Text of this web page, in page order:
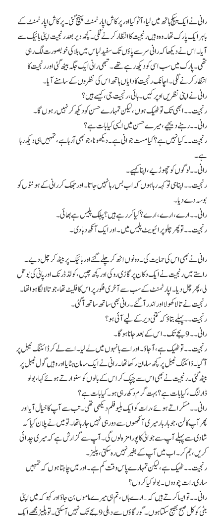
رانی نے ایک پیکج ہاتھ میں لیا، آٹو کیا اور پرکاش اپارٹمنٹ پہنچ گئی۔ پرکاش اپارٹمنٹ کے
باہر ایک پارک تھا۔ وہ وہیں رنجیت کا انتظار کرنے لگی۔ کچھ دیر بعد رنجیت اپنی بائیک سے
آیا۔ اس نے دیکھا کہ رانی سر سے پاؤں تک سفید لباس میں بلا کی خوبصورت لگ رہی
تھی۔ پارک میں سب اسی کو دیکھ رہے تھے۔ تبھی رانی ایک جگہ بیٹھ گئی اور رنجیت کا
انتظار کرنے لگی۔ اچانک رنجیت کا دایاں ہاتھ اس کی نظروں کے سامنے آیا۔
رانی نے اپنی نظریں اوپر کیں۔ ہائی، رنجیت جی، کیسے ہیں؟
رنجیت۔۔ ابھی تک تو ٹھیک ہوں، لیکن تمہارے حسن کو دیکھ کر نہیں رہوں گا۔
رانی۔۔ رہنے دیجیے، میرے حسن میں ایسی کیا بات ہے؟
رنجیت۔۔ کیا نہیں ہے؟ کیا مست جوانی ہے۔ دیکھو نا، جو بھی آرہا ہے، تمہیں ہی دیکھ رہا
ہے۔
رانی۔۔ لوگوں کو چھوڑیے، اپنا کہیے۔
رنجیت۔۔ اپنا ہی تو کہہ رہا ہوں کہ اب بس رہا نہیں جاتا۔ اور جھک کر رانی کے ہونٹوں کو
بوسہ دے دیا۔
رانی۔۔ ارے، ارے، ارے؟ کیا کر رہے ہیں؟ پبلک پلیس ہے بھائی۔
رنجیت۔۔ تو پھر چلو پرائیویٹ پلیس میں۔ اور ایک آنکھ دبا دی۔
رانی نے بھی اس کی حمایت کی۔ دونوں اٹھ کر چلے گئے اور بائیک پر بیٹھ کر چل دیے۔
راستے میں رنجیت نے ایک دکان پر گاڑی روکی اور کچھ چپس، کولڈ ڈرنک اور پانی کی بوتل
لی، پھر چل دیا۔ اپارٹمنٹ کے سب سے آخری فلور پر اس کا فلیٹ تھا، جو تالا لگا ہوا تھا۔
رنجیت نے تالا کھولا اور اندر آگئے۔ رانی بھی ساتھ ساتھ آگئی۔
رنجیت۔۔ پہلے بتاؤ کہ کتنی دیر کے لیے آئی ہو؟
رانی۔۔ 9 بجے تک۔ اس کے بعد جانا ہوگا۔
رنجیت۔۔ تو ٹھیک ہے، آجاؤ۔ اور اسے بانہوں میں لے لیا۔ اسے لے کر ڈائننگ ٹیبل پر
آگیا۔ ڈائننگ ٹیبل پر کچھ سامان رکھا تھا۔ رانی نے ایک سامان ہٹایا اور وہیں گول ٹیبل پر
بیٹھ گئی۔ رنجیت نے بھی اس سے چپک کر اس کے بالوں کو سنوارتے ہوئے کہا، بولو
ڈارلنگ، کیا بات ہے؟ بہت گرم دکھ رہی ہو۔ کیا بات ہے؟
رانی۔۔ مسکراتے ہوئے، رات کو ایک بلیو فلم دیکھی تھی۔ تب سے آپ کا خیال آیا اور
پھر آپ کا لن، جو بار بار میری آنکھوں سے دور ہی نہیں جا رہا تھا۔ تو میں نے پلان کیا کہ
شادی سے پہلے آپ سے جوانی کا پورا مزہ لوں گی۔ آپ سے گزارش ہے کہ میری چدائی
کریں، جم کر۔ اب میں آپ کے بغیر نہیں رہ سکتی، پلیز۔
رنجیت۔۔ ٹھیک ہے، لیکن تمہارے پاس وقت کم ہے۔ اور میں چاہتا ہوں کہ تمہیں
ساری رات چودوں۔ بولو کیا کروں؟
رانی۔۔ تو ایسا کرتے ہیں کہ… ارے ہاں، تم ہی میرے ماموں بن جاؤ اور کہو کہ میں اپنی
بیٹی کو کل صبح بھیج سکتا ہوں۔ گورگاؤں سے دہلی 9 بجے تک نہیں آسکتی۔ تو پلیز مجھے ایک